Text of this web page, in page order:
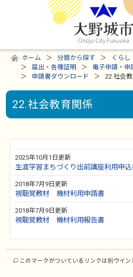
ホーム 分類から探す
くらし
届出・各種証明
電子申請・申
申請書ダウンロード
22.社会
22.社会教育関係
2025年10月1日更新
生涯学習まちづくり出前講座利用申込
2018年7月9日更新
視聴覚教材 機材利用申請書
2018年7月9日更新
視聴覚教材 機材利用報告書
このマークがついているリンクは別ウイン